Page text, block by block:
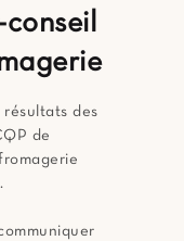
résultats des
de